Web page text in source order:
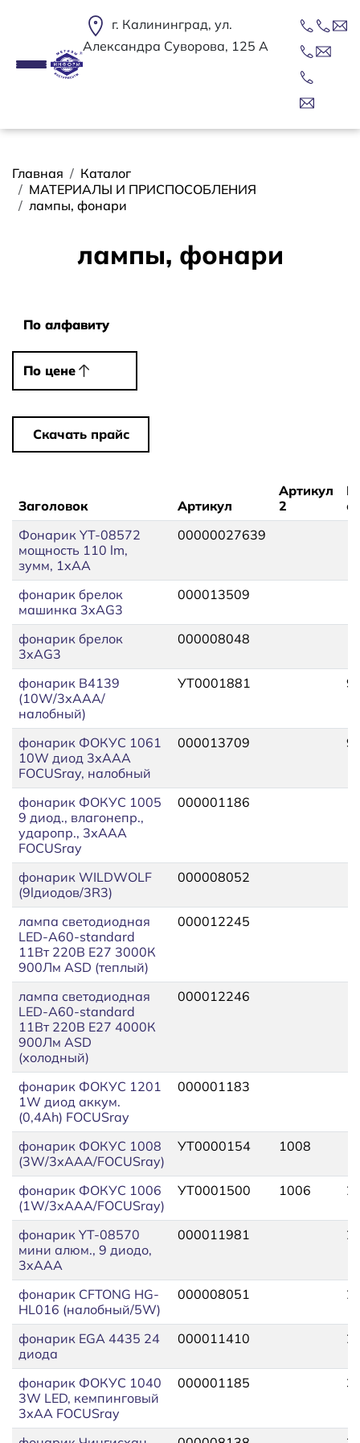
г. Калининград, ул.
Александра Суворова, 125 А
Строка навигации
Главная
Каталог
МАТЕРИАЛЫ И ПРИСПОСОБЛЕНИЯ
лампы, фонари
лампы, фонари
По алфавиту
По алфавиту
По цене
По цене
Скачать прайс
Заголовок Артикул
Артикул
2
Фонарик YT-08572
мощность 110 lm,
зумм, 1xAA
00000027639
фонарик брелок
машинка 3xAG3
000013509
фонарик брелок
3xAG3
000008048
фонарик B4139
(10W/3хААА/
налобный)
УТ0001881
фонарик ФОКУС 1061
10W диод 3хААА
FOCUSray, налобный
000013709
фонарик ФОКУС 1005
9 диод., влагонепр.,
ударопр., 3хААА
FOCUSray
000001186
фонарик WILDWOLF
(9lдиодов/3R3)
000008052
лампа светодиодная
LED-A60-standard
11Вт 220В E27 3000К
900Лм ASD (теплый)
000012245
лампа светодиодная
LED-A60-standard
11Вт 220В E27 4000К
900Лм ASD
(холодный)
000012246
фонарик ФОКУС 1201
1W диод аккум.
(0,4Ah) FOCUSray
000001183
фонарик ФОКУС 1008
(3W/3хААА/FOCUSray)
УТ0000154 1008
фонарик ФОКУС 1006
(1W/3хААА/FOCUSray)
УТ0001500 1006
фонарик YT-08570
мини алюм., 9 диодо,
3xAAA
000011981
фонарик CFTONG HG-
HL016 (налобный/5W)
000008051
фонарик EGA 4435 24
диода
000011410
фонарик ФОКУС 1040
3W LED, кемпинговый
3хАА FOCUSray
000001185